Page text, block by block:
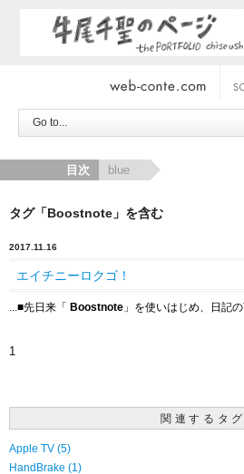
Go to...
blue
目次
タグ「Boostnote」を含む
2017.11.16
エイチニーロクゴ！
■先日来「 Boostnote 」を使いはじめ、日記
1
関連するタグ
Apple TV (5)
HandBrake (1)